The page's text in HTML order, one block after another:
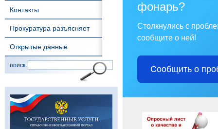
Контакты
Прокуратура разъясняет
Открытые данные
поиск
фонарь?
Столкнулись с
сообщите о ней!
Сообщить о